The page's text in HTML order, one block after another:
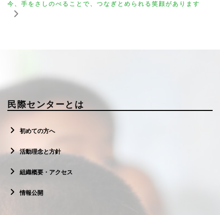
今、手をさしのべることで、つなぎとめられる笑顔があります
民際センターとは
初めての方へ
活動理念と方針
組織概要・アクセス
情報公開